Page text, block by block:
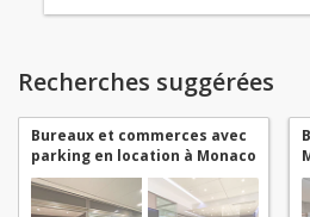
Recherches suggérées
Bureaux et commerces avec
parking en location à Monaco
Carré d'Or